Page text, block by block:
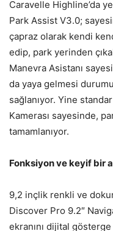
Caravelle Highline’da
Park Assist V3.0;
çapraz olarak kendi
edip, park yerinden
Manevra Asistanı
da yaya gelmesi
sağlanıyor. Yine
Kamerası sayesinde,
tamamlanıyor.
Fonksiyon ve keyif bir
9,2 inçlik renkli ve
Discover Pro 9.2″
ekranını dijital